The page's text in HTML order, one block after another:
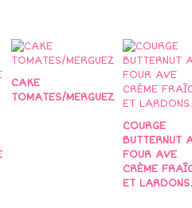
CAKE
TOMATES/MERGUEZ
COURGE
BUTTERNUT
FOUR AVE
CRÈME
ET